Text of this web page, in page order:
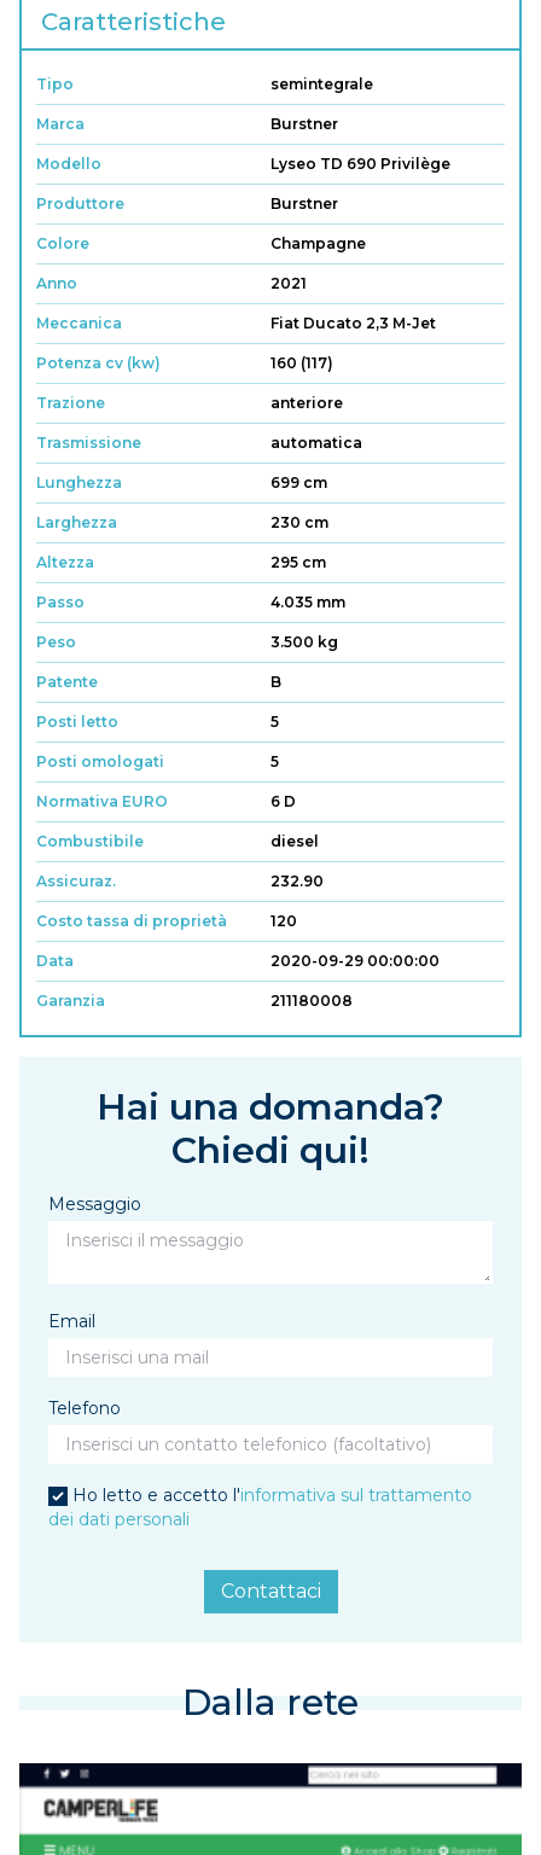
Caratteristiche
Tipo semintegrale
Marca Burstner
Modello Lyseo TD 690 Privilège
Produttore Burstner
Colore Champagne
Anno 2021
Meccanica Fiat Ducato 2,3 M-Jet
Potenza cv (kw) 160 (117)
Trazione anteriore
Trasmissione automatica
Lunghezza 699 cm
Larghezza 230 cm
Altezza 295 cm
Passo 4.035 mm
Peso 3.500 kg
Patente B
Posti letto 5
Posti omologati 5
Normativa EURO 6 D
Combustibile diesel
Assicuraz. 232.90
Costo tassa di proprietà 120
Data 2020-09-29 00:00:00
Garanzia 211180008
Hai una domanda?
Chiedi qui!
Messaggio
Email
Telefono
Ho letto e accetto l'informativa sul trattamento
dei dati personali
Contattaci
Dalla rete